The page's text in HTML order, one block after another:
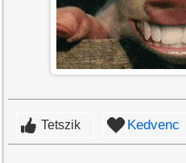
Tetszik Kedvenc